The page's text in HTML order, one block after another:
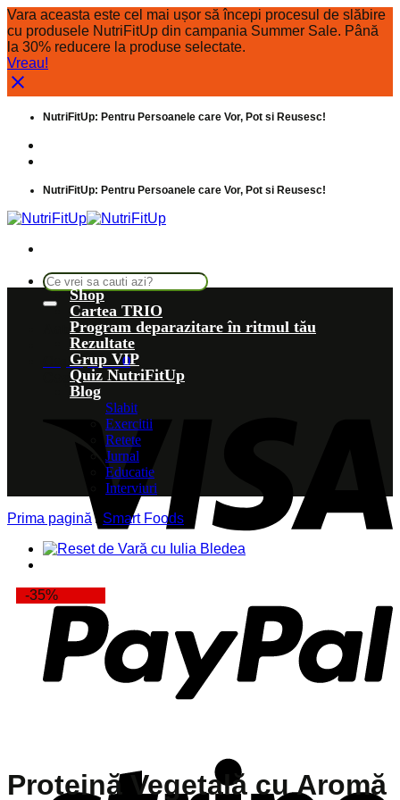
Vara aceasta este cel mai ușor să începi procesul de slăbire
cu produsele NutriFitUp din campania Summer Sale. Până
la 30% reducere la produse selectate.
Vreau!
NutriFitUp: Pentru Persoanele care Vor, Pot si Reusesc!
NutriFitUp: Pentru Persoanele care Vor, Pot si Reusesc!
Caută
după:
Autentificare
Coș /0,00lei 0
Coș
Shop
Cartea TRIO
Program deparazitare în ritmul tău
Rezultate
Grup VIP
Quiz NutriFitUp
Blog
Slabit
Exercitii
Retete
Jurnal
Educatie
Interviuri
Prima pagină / Smart Foods
-35%
Proteină Vegetală cu Aromă